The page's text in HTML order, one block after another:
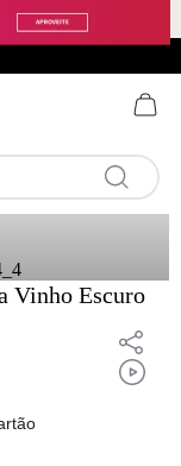
Vinho Escuro